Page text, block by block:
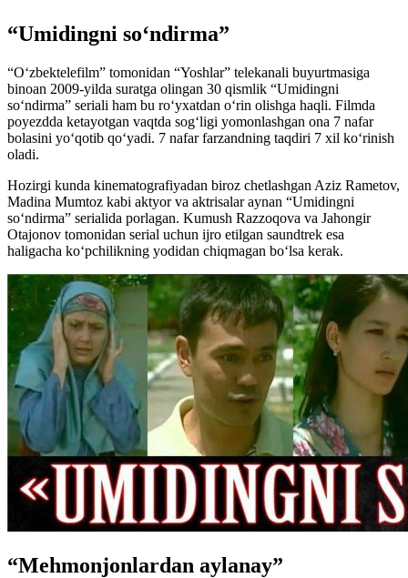
“Umidingni soʻndirma”
“Oʻzbektelefilm” tomonidan “Yoshlar” telekanali buyurtmasiga
binoan 2009-yilda suratga olingan 30 qismlik “Umidingni
soʻndirma” seriali ham bu roʻyxatdan oʻrin olishga haqli. Filmda
poyezdda ketayotgan vaqtda sogʻligi yomonlashgan ona 7 nafar
bolasini yoʻqotib qoʻyadi. 7 nafar farzandning taqdiri 7 xil koʻrinish
oladi.
Hozirgi kunda kinematografiyadan biroz chetlashgan Aziz Rametov,
Madina Mumtoz kabi aktyor va aktrisalar aynan “Umidingni
soʻndirma” serialida porlagan. Kumush Razzoqova va Jahongir
Otajonov tomonidan serial uchun ijro etilgan saundtrek esa
haligacha koʻpchilikning yodidan chiqmagan boʻlsa kerak.
“Mehmonjonlardan aylanay”